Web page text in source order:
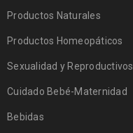
Productos Naturales
Productos Homeopáticos
Sexualidad y Reproductivos
Cuidado Bebé-Maternidad
Bebidas